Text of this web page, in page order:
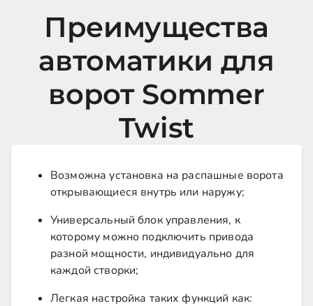
Преимущества
автоматики для
ворот Sommer
Twist
Возможна установка на распашные ворота
открывающиеся внутрь или наружу;
Универсальный блок управления, к
которому можно подключить привода
разной мощности, индивидуально для
каждой створки;
Легкая настройка таких функций как: